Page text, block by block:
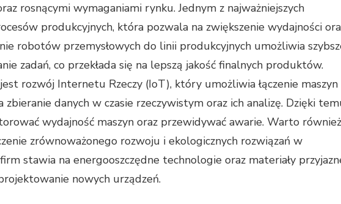
rosnącymi wymaganiami rynku. Jednym z najważniejszych
produkcyjnych, która pozwala na zwiększenie wydajności
robotów przemysłowych do linii produkcyjnych umożliwia
zadań, co przekłada się na lepszą jakość finalnych produktów.
rozwój Internetu Rzeczy (IoT), który umożliwia łączenie maszyn
zbieranie danych w czasie rzeczywistym oraz ich analizę. Dzięki
wydajność maszyn oraz przewidywać awarie. Warto również
zrównoważonego rozwoju i ekologicznych rozwiązań w
stawia na energooszczędne technologie oraz materiały
nowych urządzeń.